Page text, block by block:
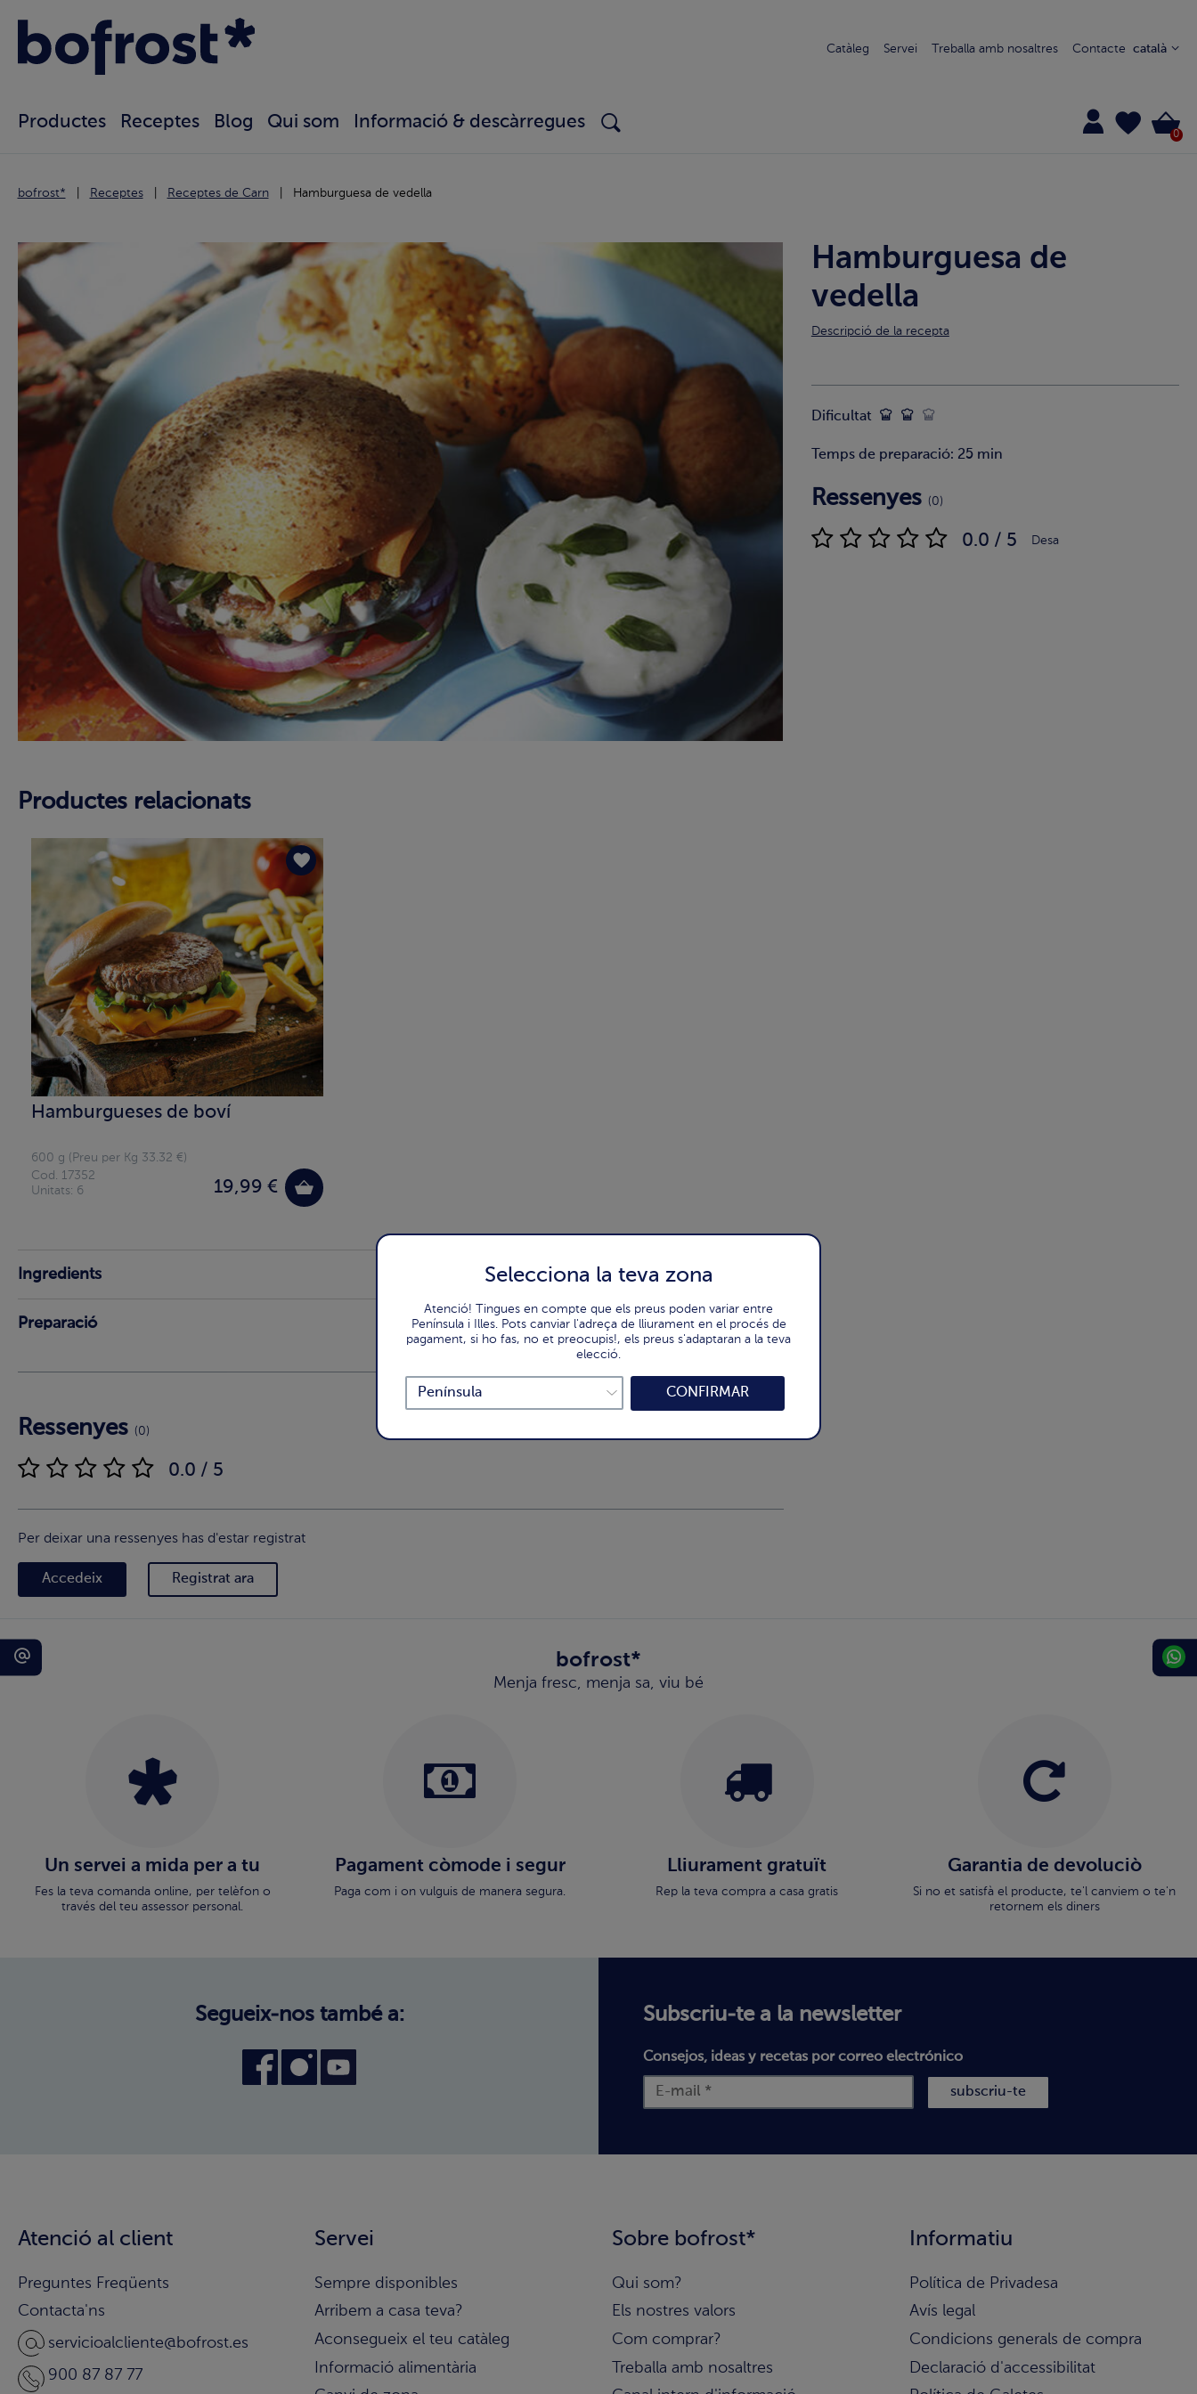
Catàleg Servei Treballa amb nosaltres Contacte català
Productes Receptes Blog Qui som Informació & descàrregues
0
bofrost* Receptes Receptes de Carn Hamburguesa de vedella
Hamburguesa de
vedella
Descripció de la recepta
Dificultat
Temps de preparació: 25 min
Ressenyes (0)
0.0 / 5 Desa
Productes relacionats
Hamburgueses de boví
600 g (Preu per Kg 33.32 €)
19,99 €
Cod. 17352
Unitats: 6
Ingredients
Preparació
Ressenyes (0)
0.0 / 5
Per deixar una ressenyes has d'estar registrat
Accedeix Registrat ara
bofrost*
Menja fresc, menja sa, viu bé
Un servei a mida per a tu
Fes la teva comanda online, per telèfon o
través del teu assessor personal.
Pagament còmode i segur
Paga com i on vulguis de manera segura.
Lliurament gratuït
Rep la teva compra a casa gratis
Garantia de devoluciò
Si no et satisfà el producte, te'l canviem o te'n
retornem els diners
Atenció al client
Preguntes Freqüents
Contacta'ns
servicioalcliente@bofrost.es
900 87 87 77
Servei
Sempre disponibles
Arribem a casa teva?
Aconsegueix el teu catàleg
Informació alimentària
Sobre bofrost*
Qui som?
Els nostres valors
Com comprar?
Treballa amb nosaltres
Informatiu
Política de Privadesa
Avís legal
Condicions generals de compra
Declaració d'accessibilitat
Segueix-nos també a: Subscriu-te a la newsletter
Consejos, ideas y recetas por correo electrónico
subscriu-te
Selecciona la teva zona
Atenció! Tingues en compte que els preus poden variar entre
Península i Illes. Pots canviar l'adreça de lliurament en el procés de
pagament, si ho fas, no et preocupis!, els preus s'adaptaran a la teva
elecció.
CONFIRMAR